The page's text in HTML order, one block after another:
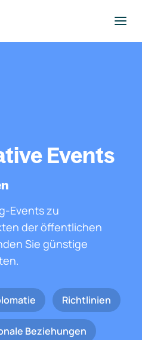
Events
Events zu
der öffentlichen
Sie günstige
Richtlinien
Beziehungen